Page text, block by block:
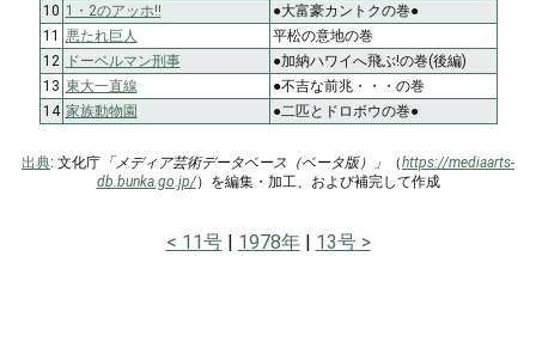
10 1・2のアッホ!!
●大富豪カントクの巻●
11
悪たれ巨人
平松の意地の巻
12
ドーベルマン刑事
●加納ハワイへ飛ぶ!の巻(後編)
13 東大一直線
●不吉な前兆・・・の巻
14 家族動物園 ●二匹とドロボウの巻●
出典: 文化庁 「メディア芸術データベース（ベータ版）」 （https://mediaarts-
db.bunka.go.jp/）を編集・加工、および補完して作成
11号 1978年 13号